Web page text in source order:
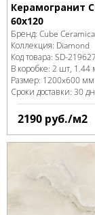
Керамогранит
60x120
Бренд: Cube Ceramica
Коллекция: Diamond
Код товара: SD-219627
В коробке: 2 шт, 1.44
Размер: 1200x600 мм
Сроки доставки: 30
2190 руб./м2